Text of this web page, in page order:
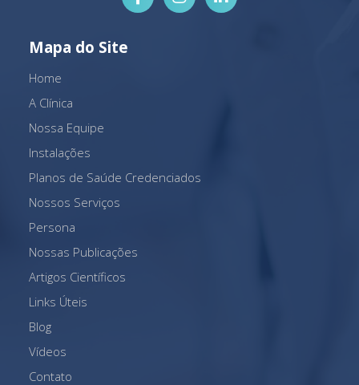
Mapa do Site
Home
A Clínica
Nossa Equipe
Instalações
Planos de Saúde Credenciados
Nossos Serviços
Persona
Nossas Publicações
Artigos Científicos
Links Úteis
Blog
Vídeos
Contato